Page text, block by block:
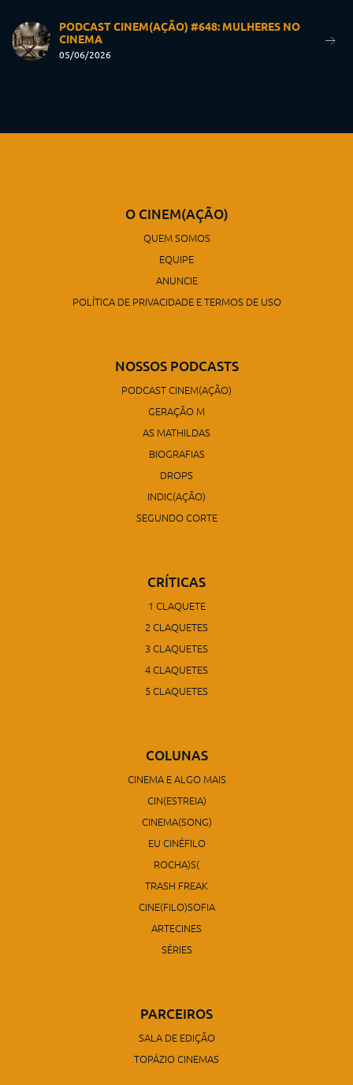
PODCAST CINEM(AÇÃO) #648: MULHERES NO
CINEMA
05/06/2026
O CINEM(AÇÃO)
QUEM SOMOS
EQUIPE
ANUNCIE
POLÍTICA DE PRIVACIDADE E TERMOS DE USO
NOSSOS PODCASTS
PODCAST CINEM(AÇÃO)
GERAÇÃO M
AS MATHILDAS
BIOGRAFIAS
DROPS
INDIC(AÇÃO)
SEGUNDO CORTE
CRÍTICAS
1 CLAQUETE
2 CLAQUETES
3 CLAQUETES
4 CLAQUETES
5 CLAQUETES
COLUNAS
CINEMA E ALGO MAIS
CIN(ESTREIA)
CINEMA(SONG)
EU CINÉFILO
ROCHA)S(
TRASH FREAK
CINE(FILO)SOFIA
ARTECINES
SÉRIES
PARCEIROS
SALA DE EDIÇÃO
TOPÁZIO CINEMAS